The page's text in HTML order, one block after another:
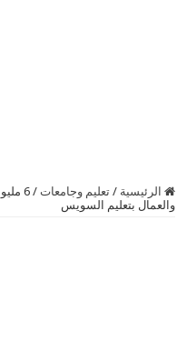
الرئيسية / تعليم وجامعات /
والعمال بتعليم السويس